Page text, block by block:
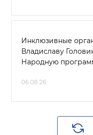
Инклюзивные
Владиславу
Народную
06.08.26